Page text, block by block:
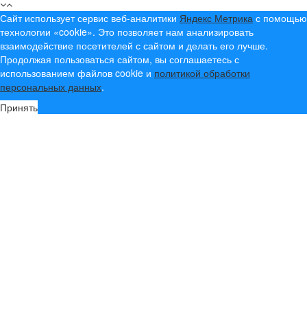
Сайт использует сервис веб-аналитики Яндекс Метрика с помощью
технологии «cookie». Это позволяет нам анализировать
взаимодействие посетителей с сайтом и делать его лучше.
Продолжая пользоваться сайтом, вы соглашаетесь с
использованием файлов cookie и политикой обработки
персональных данных.
Принять